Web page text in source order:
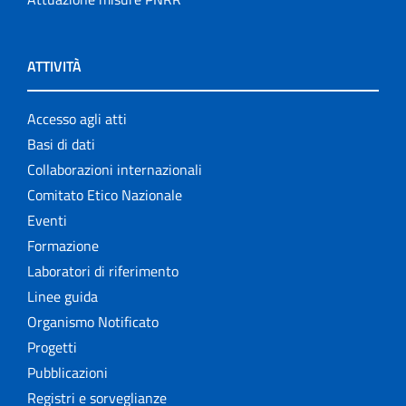
ATTIVITÀ
Accesso agli atti
Basi di dati
Collaborazioni internazionali
Comitato Etico Nazionale
Eventi
Formazione
Laboratori di riferimento
Linee guida
Organismo Notificato
Progetti
Pubblicazioni
Registri e sorveglianze